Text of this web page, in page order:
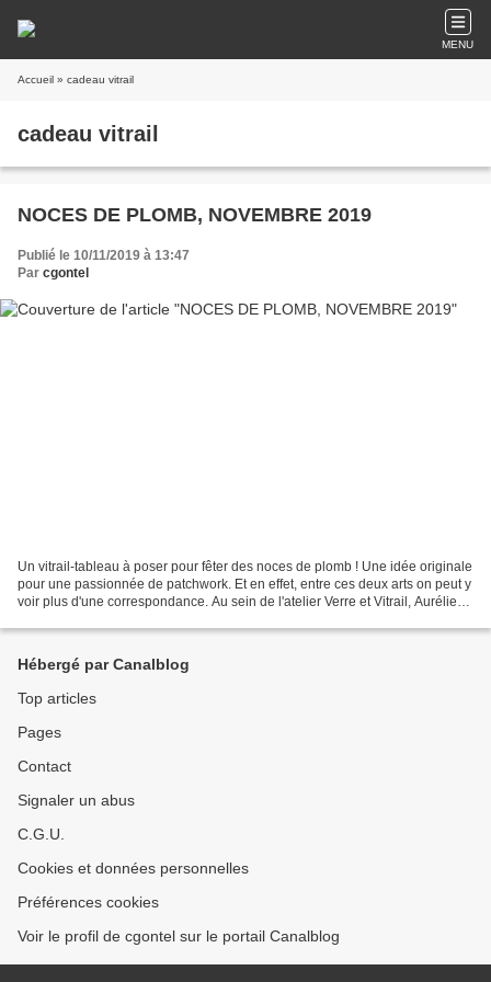
MENU
Accueil » cadeau vitrail
cadeau vitrail
NOCES DE PLOMB, NOVEMBRE 2019
Publié le 10/11/2019 à 13:47
Par cgontel
Un vitrail-tableau à poser pour fêter des noces de plomb ! Une idée originale
pour une passionnée de patchwork. Et en effet, entre ces deux arts on peut y
voir plus d'une correspondance. Au sein de l'atelier Verre et Vitrail, Aurélie
Hébergé par Canalblog
Top articles
Pages
Contact
Signaler un abus
C.G.U.
Cookies et données personnelles
Préférences cookies
Voir le profil de cgontel sur le portail Canalblog